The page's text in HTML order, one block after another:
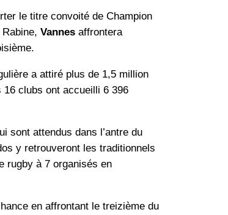
le titre convoité de Champion
Vannes affrontera
a attiré plus de 1,5 million
16 clubs ont accueilli 6 396
sont attendus dans l’antre du
y retrouveront les traditionnels
rugby à 7 organisés en
en affrontant le treizième du